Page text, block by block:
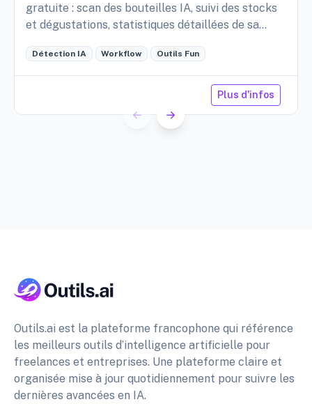
gratuite : scan des bouteilles IA, suivi des stocks
et dégustations, statistiques détaillées de sa
Détection IA Workflow Outils Fun
Plus d'infos
Outils.ai est la plateforme francophone qui référence
les meilleurs outils d’intelligence artificielle pour
freelances et entreprises. Une plateforme claire et
organisée mise à jour quotidiennement pour suivre les
dernières avancées en IA.